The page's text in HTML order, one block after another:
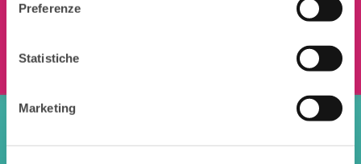
Preferenze
Statistiche
Marketing